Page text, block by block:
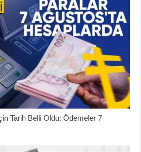
Tarih Belli Oldu: Ödemeler 7